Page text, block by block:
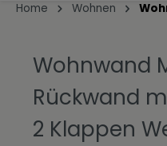
Home Wohnen
Wohnwand
Rückwand
2 Klappen